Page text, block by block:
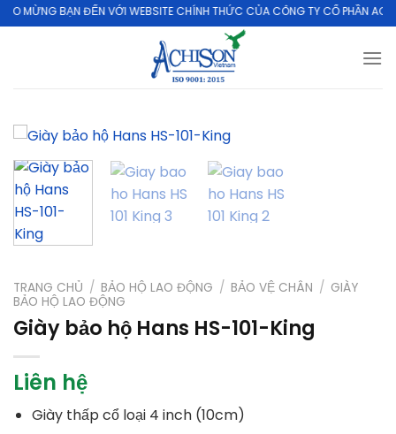
Skip
to
BẠN ĐẾN VỚI WEBSITE CHÍNH THỨC CỦA CÔNG TY CỔ PHẦN ACHISON
TRANG CHỦ / BẢO HỘ LAO ĐỘNG / BẢO VỆ CHÂN / GIÀY
BẢO HỘ LAO ĐỘNG
Giày bảo hộ Hans HS-101-King
Liên hệ
Giày thấp cổ loại 4 inch (10cm)